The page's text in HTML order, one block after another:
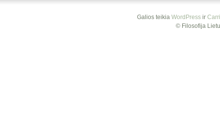
Galios teikia WordPressir
© Filosofija